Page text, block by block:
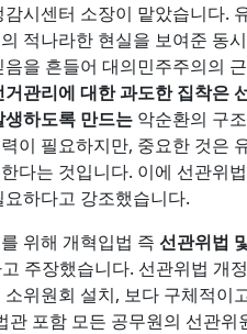
시센터 소장이 맡았습니다.
적나라한 현실을 보여준 동
을 흔들어 대의민주주의의
거관리에 대한 과도한 집착은
하도록 만드는 악순환의 구
이 필요하지만, 중요한 것은
다는 것입니다. 이에 선관위
하다고 강조했습니다.
위해 개혁입법 즉 선관위법
주장했습니다. 선관위법 개
위원회 설치, 보다 구체적이
포함 모든 공무원의 선관위